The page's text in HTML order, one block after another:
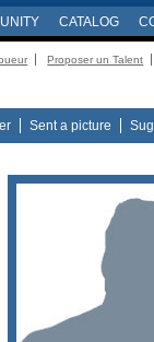
CATALOG
Proposer un Talent
Sent a picture